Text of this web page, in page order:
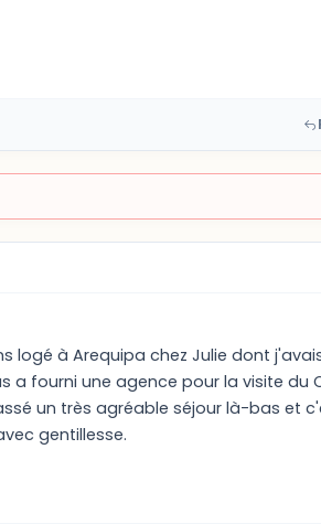
logé à Arequipa chez Julie dont
a fourni une agence pour la visite du
un très agréable séjour là-bas et
gentillesse.